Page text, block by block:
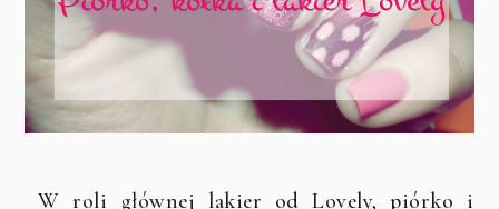
W roli głównej lakier od Lovely, piórko i